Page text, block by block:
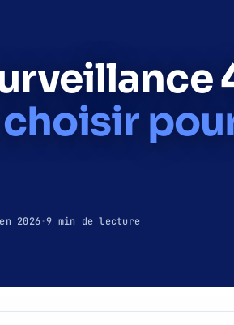
2026·9 min de lecture